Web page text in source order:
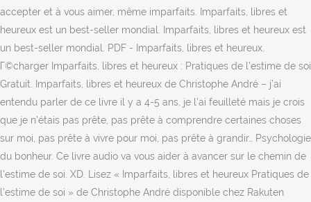
accepter et à vous aimer, même imparfaits. Imparfaits, libres et
heureux est un best-seller mondial. Imparfaits, libres et heureux est
un best-seller mondial. PDF - Imparfaits, libres et heureux.
Г©charger Imparfaits, libres et heureux : Pratiques de l’estime de soi
Gratuit. Imparfaits, libres et heureux de Christophe André – j’ai
entendu parler de ce livre il y a 4-5 ans, je l’ai feuilleté mais je crois
que je n’étais pas prête, pas prête à comprendre certaines choses
sur moi, pas prête à vivre pour moi, pas prête à grandir… Psychologie
du bonheur. Ce livre audio va vous aider à avancer sur le chemin de
l'estime de soi. XD. Lisez « Imparfaits, libres et heureux Pratiques de
l’estime de soi » de Christophe André disponible chez Rakuten